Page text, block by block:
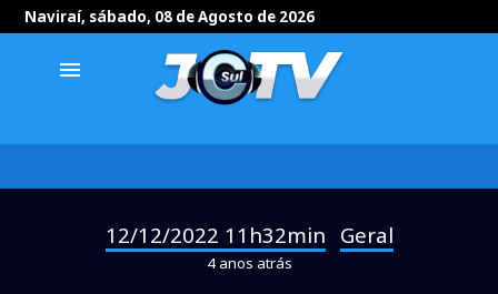
Naviraí, sábado, 08 de Agosto de 2026
menu
12/12/2022 11h32min Geral
4 anos atrás